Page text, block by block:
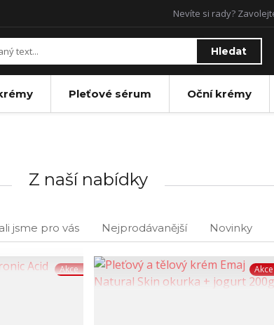
Hledat
Nevíte si rady?
Pleťové sérum Oční krémy
Z naší nabídky
jsme pro vás Nejprodávanější Novinky
Akce Akce